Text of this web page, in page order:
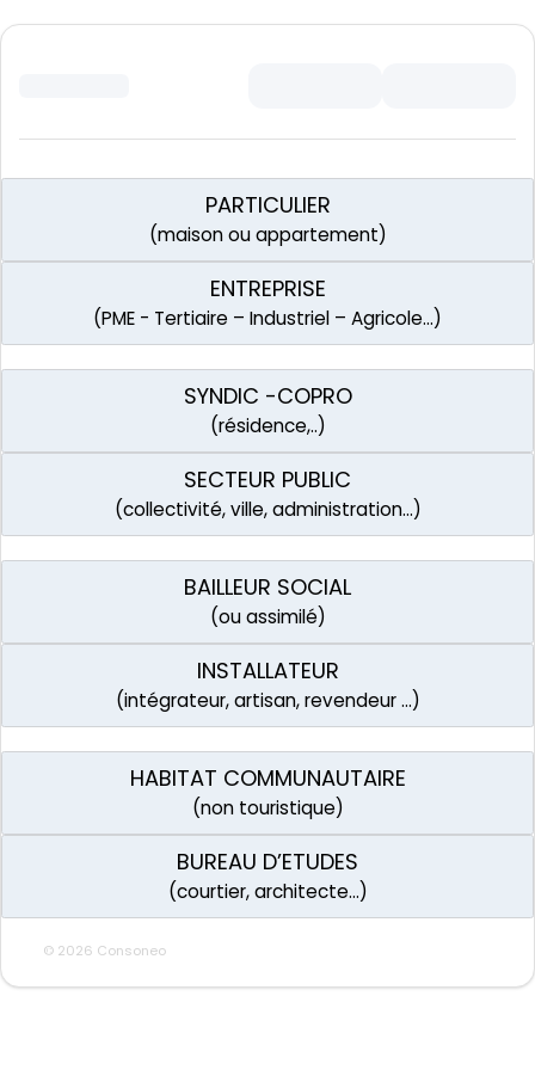
PARTICULIER
(maison ou appartement)
ENTREPRISE
(PME - Tertiaire – Industriel – Agricole…)
SYNDIC -COPRO
(résidence,..)
SECTEUR PUBLIC
(collectivité, ville, administration…)
BAILLEUR SOCIAL
(ou assimilé)
INSTALLATEUR
(intégrateur, artisan, revendeur …)
HABITAT COMMUNAUTAIRE
(non touristique)
BUREAU D’ETUDES
(courtier, architecte…)
© 2026 Consoneo